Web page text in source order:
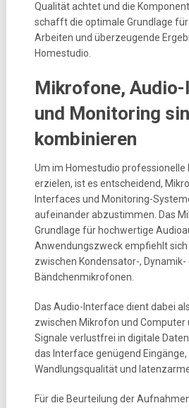
Qualität achtet und die
schafft die optimale Grundlage
Arbeiten und überzeugende
Homestudio.
Mikrofone,
und Monitoring
kombinieren
Um im Homestudio professionelle
erzielen, ist es entscheidend,
Interfaces und Monitoring-
aufeinander abzustimmen. Das
Grundlage für hochwertige
Anwendungszweck empfiehlt sich
zwischen Kondensator-, Dynamik-
Bändchenmikrofonen.
Das Audio-Interface dient dabei
zwischen Mikrofon und Computer
Signale verlustfrei in digitale
das Interface genügend
Wandlungsqualität und
Für die Beurteilung der